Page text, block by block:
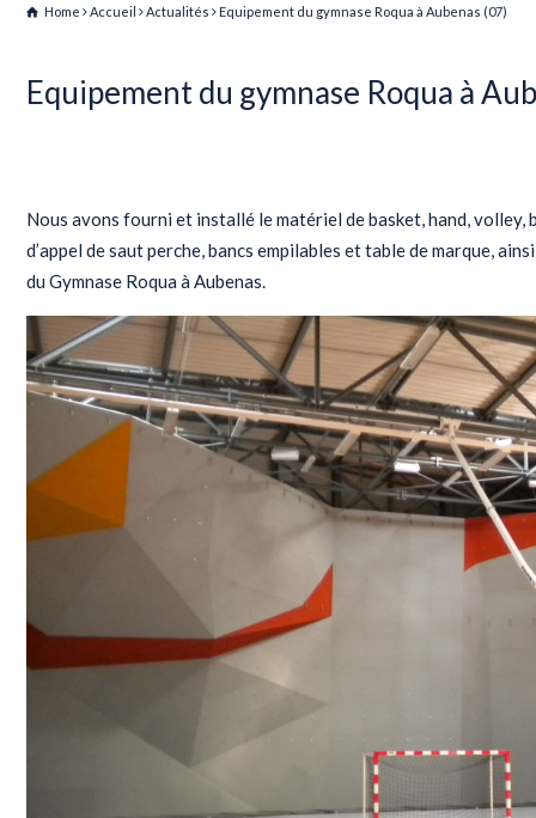
Home Accueil Actualités Equipement du gymnase Roqua à Aubenas (07)
Equipement du gymnase Roqua à
Nous avons fourni et installé le matériel de basket, hand, volley,
d’appel de saut perche, bancs empilables et table de marque,
du Gymnase Roqua à Aubenas.